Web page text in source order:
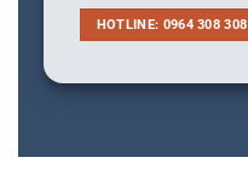
HOTLINE: 0964 308 308